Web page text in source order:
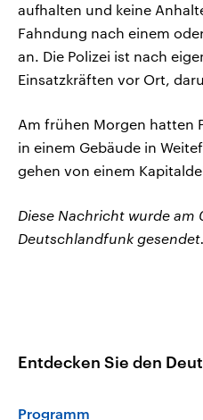
aufhalten und keine
Fahndung nach einem
an. Die Polizei ist nach
Einsatzkräften vor Ort,
Am frühen Morgen hatten
in einem Gebäude in
gehen von einem
Diese Nachricht wurde
Deutschlandfunk gesendet.
Entdecken Sie den
Programm